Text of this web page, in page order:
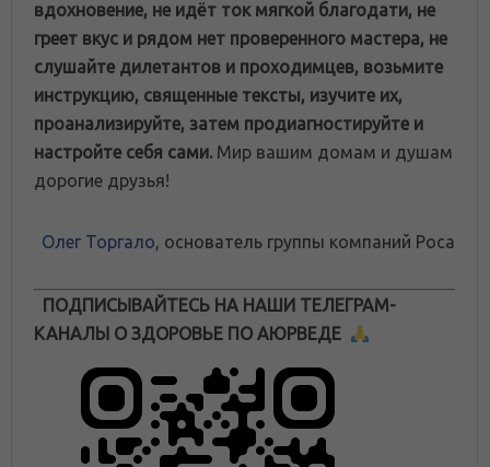
вдохновение, не идёт ток мягкой благодати, не
греет вкус и рядом нет проверенного мастера, не
слушайте дилетантов и проходимцев, возьмите
инструкцию, священные тексты, изучите их,
проанализируйте, затем продиагностируйте и
настройте себя сами. Мир вашим домам и душам
дорогие друзья!
Олег Торгало, основатель группы компаний Роса
ПОДПИСЫВАЙТЕСЬ НА НАШИ ТЕЛЕГРАМ-
КАНАЛЫ О ЗДОРОВЬЕ ПО АЮРВЕДЕ